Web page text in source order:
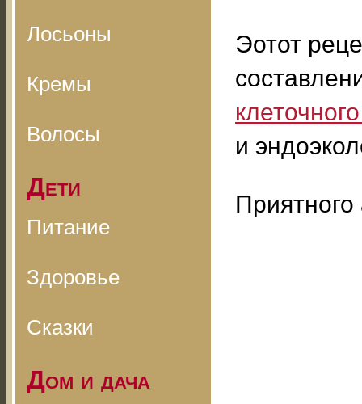
Лосьоны
Кремы
Волосы
Дети
Питание
Здоровье
Сказки
Дом и дача
Эотот
и
Приятного